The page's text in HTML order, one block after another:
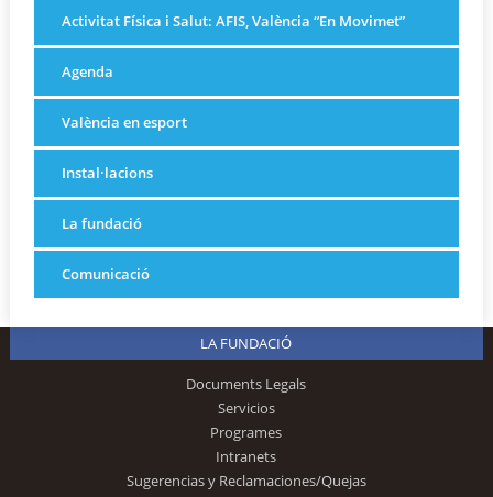
Activitat Física i Salut: AFIS, València “En Movimet”
Agenda
València en esport
Instal·lacions
La fundació
Comunicació
LA FUNDACIÓ
Documents Legals
Servicios
Programes
Intranets
Sugerencias y Reclamaciones/Quejas